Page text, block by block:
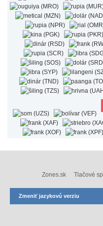
Zones.sk Tlačové
Zmeniť jazykovú verziu